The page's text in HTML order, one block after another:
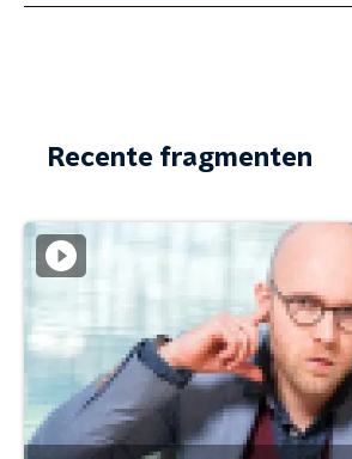
Recente fragmenten